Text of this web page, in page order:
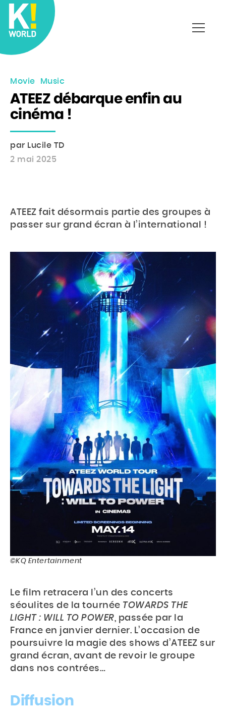
Movie Music
ATEEZ débarque enfin au
cinéma !
par Lucile TD
2 mai 2025
ATEEZ fait désormais partie des groupes à
passer sur grand écran à l’international !
©KQ Entertainment
Le film retracera l’un des concerts
séoulites de la tournée TOWARDS THE
LIGHT : WILL TO POWER, passée par la
France en janvier dernier. L’occasion de
poursuivre la magie des shows d’ATEEZ sur
grand écran, avant de revoir le groupe
dans nos contrées…
Diffusion